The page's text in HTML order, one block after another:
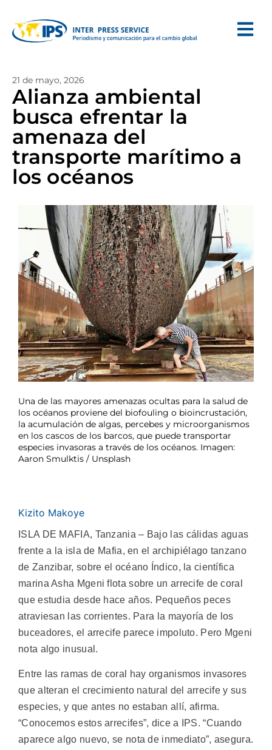
21 de mayo, 2026
Alianza ambiental
busca efrentar la
amenaza del
transporte marítimo a
los océanos
Una de las mayores amenazas ocultas para la salud de
los océanos proviene del biofouling o bioincrustación,
la acumulación de algas, percebes y microorganismos
en los cascos de los barcos, que puede transportar
especies invasoras a través de los océanos. Imagen:
Aaron Smulktis / Unsplash
Kizito Makoye
ISLA DE MAFIA, Tanzania – Bajo las cálidas aguas
frente a la isla de Mafia, en el archipiélago tanzano
de Zanzibar, sobre el océano Índico, la científica
marina Asha Mgeni flota sobre un arrecife de coral
que estudia desde hace años. Pequeños peces
atraviesan las corrientes. Para la mayoría de los
buceadores, el arrecife parece impoluto. Pero Mgeni
nota algo inusual.
Entre las ramas de coral hay organismos invasores
que alteran el crecimiento natural del arrecife y sus
especies, y que antes no estaban allí, afirma.
“Conocemos estos arrecifes”, dice a IPS. “Cuando
aparece algo nuevo, se nota de inmediato”, asegura.